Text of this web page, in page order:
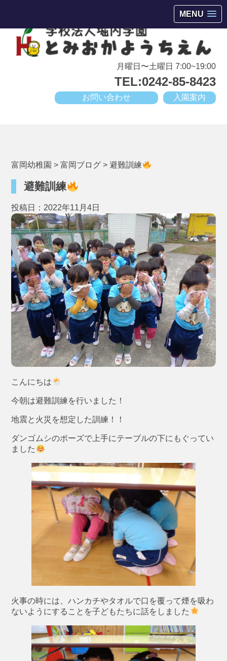
MENU
月曜日〜土曜日 7:00~19:00
TEL:0242-85-8423
入園案内
お問い合わせ
富岡幼稚園 >富岡ブログ >避難訓練
避難訓練
投稿日：2022年11月4日
こんにちは
今朝は避難訓練を行いました！
地震と火災を想定した訓練！！
ダンゴムシのポーズで上手にテーブルの下にもぐってい
ました
火事の時には、ハンカチやタオルで口を覆って煙を吸わ
ないようにすることを子どもたちに話をしました